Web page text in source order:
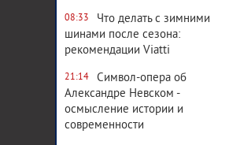
08:33
Что делать с зимними
шинами после сезона:
рекомендации Viatti
21:14
Символ-опера об
Александре Невском -
осмысление истории и
современности